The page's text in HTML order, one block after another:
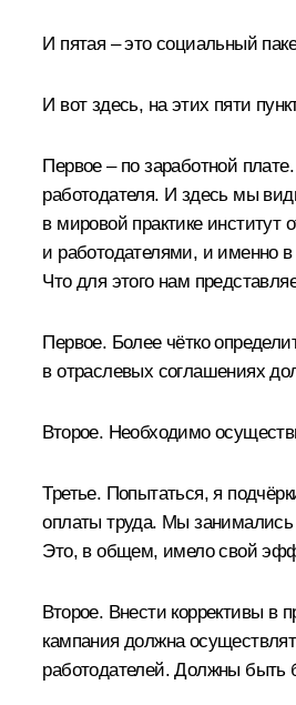
И пятая – это социальный
И вот здесь, на этих пяти
Первое – по заработной
работодателя. И здесь мы
в мировой практике
и работодателями, и именно
Что для этого нам
Первое. Более чётко
в отраслевых соглашениях
Второе. Необходимо
Третье. Попытаться, я
оплаты труда. Мы занимались
Это, в общем, имело свой
Второе. Внести коррективы в
кампания должна
работодателей. Должны быть